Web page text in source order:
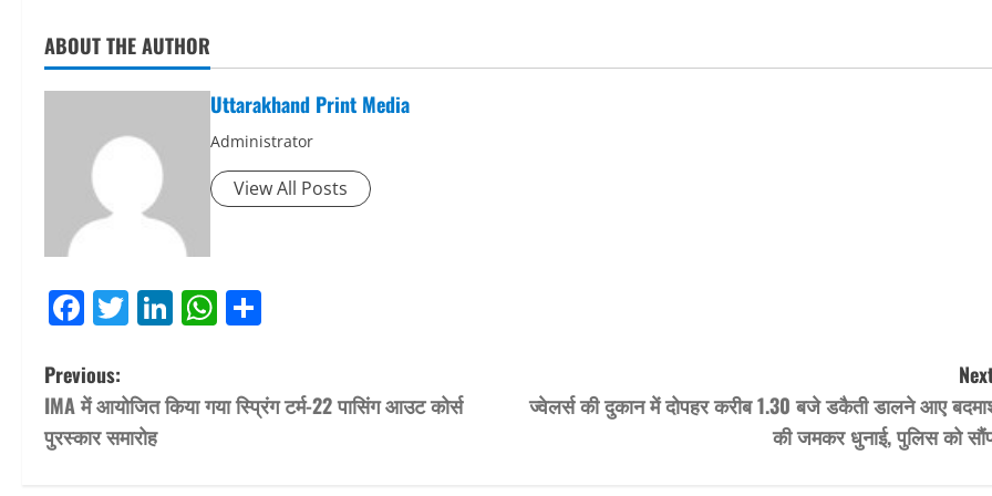
ABOUT THE AUTHOR
Uttarakhand Print Media
Administrator
View All Posts
Facebook
Twitter
LinkedIn
WhatsApp
P
o
Previous:
IMA में आयोजित किया गया स्प्रिंग टर्म-22 पासिंग आउट कोर्स
पुरस्कार समारोह
ज्वेलर्स की दुकान में दोपहर करीब 1.30 बजे डकैती डालने आए
की जमकर धुनाई, पुलिस को